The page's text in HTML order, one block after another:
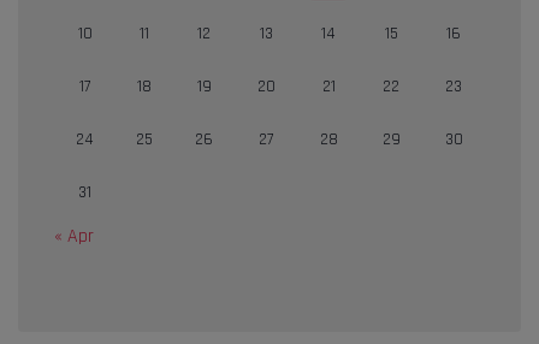
10 11 12 13 14 15 16
17 18 19 20 21 22 23
24 25 26 27 28 29 30
31
« Apr